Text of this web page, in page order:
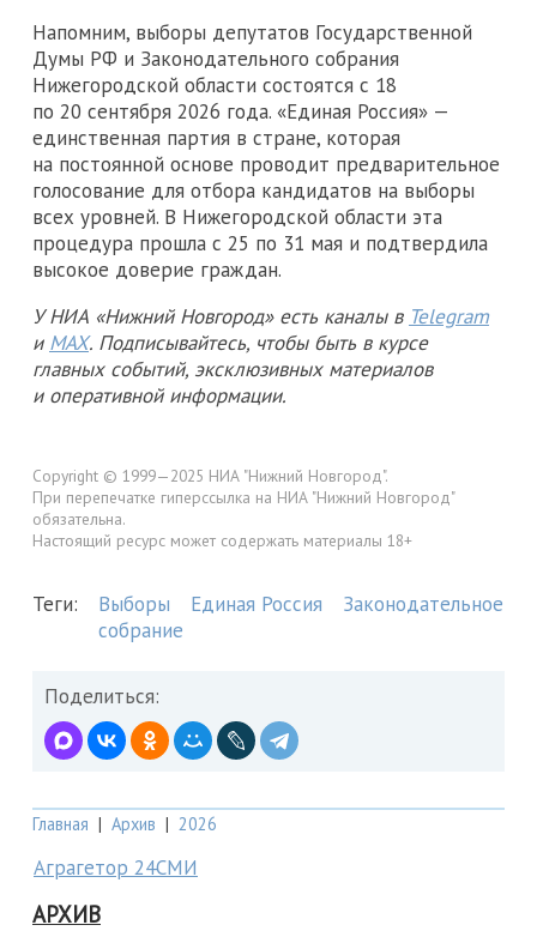
Напомним, выборы депутатов Государственной
Думы РФ и Законодательного собрания
Нижегородской области состоятся с 18
по 20 сентября 2026 года. «Единая Россия» —
единственная партия в стране, которая
на постоянной основе проводит предварительное
голосование для отбора кандидатов на выборы
всех уровней. В Нижегородской области эта
процедура прошла с 25 по 31 мая и подтвердила
высокое доверие граждан.
У НИА «Нижний Новгород» есть каналы в Telegram
и MAX. Подписывайтесь, чтобы быть в курсе
главных событий, эксклюзивных материалов
и оперативной информации.
Copyright © 1999—2025 НИА "Нижний Новгород".
При перепечатке гиперссылка на НИА "Нижний Новгород"
обязательна.
Настоящий ресурс может содержать материалы 18+
Теги: Выборы Единая Россия
Законодательное
собрание
Поделиться:
Главная | Архив | 2026
Аграгетор 24СМИ
АРХИВ